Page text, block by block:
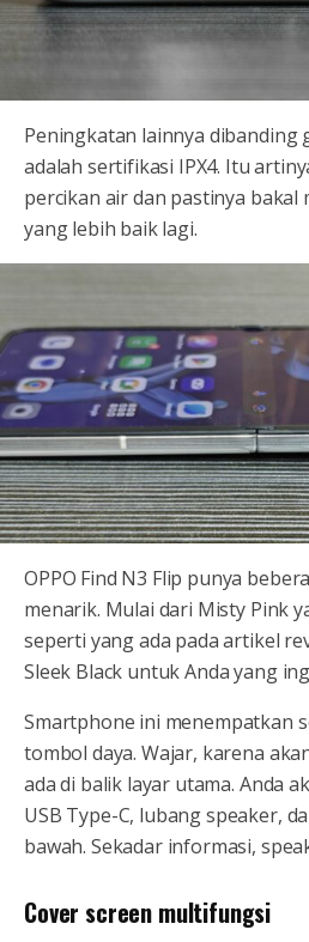
Peningkatan lainnya dibanding
adalah sertifikasi IPX4. Itu
percikan air dan pastinya bakal
yang lebih baik lagi.
OPPO Find N3 Flip punya
menarik. Mulai dari Misty Pink
seperti yang ada pada artikel
Sleek Black untuk Anda yang
Smartphone ini menempatkan
tombol daya. Wajar, karena
ada di balik layar utama. Anda
USB Type-C, lubang speaker,
bawah. Sekadar informasi,
Cover screen multifungsi